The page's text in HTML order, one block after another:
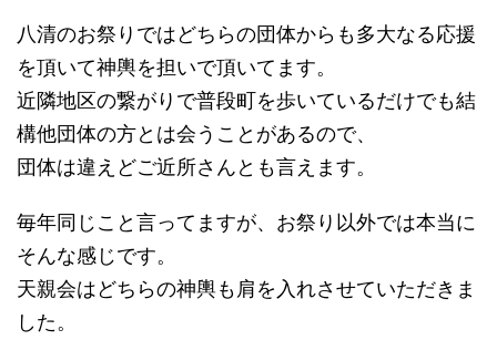
八清のお祭りではどちらの団体からも多大なる応援
を頂いて神輿を担いで頂いてます。
近隣地区の繋がりで普段町を歩いているだけでも結
構他団体の方とは会うことがあるので、
団体は違えどご近所さんとも言えます。
毎年同じこと言ってますが、お祭り以外では本当に
そんな感じです。
天親会はどちらの神輿も肩を入れさせていただきま
した。